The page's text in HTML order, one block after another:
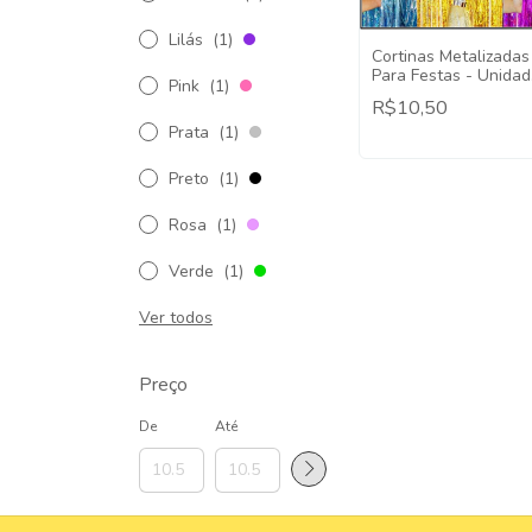
Lilás (1)
Pink (1)
Prata (1)
Preto (1)
Rosa (1)
Verde (1)
Ver todos
Preço
De Até
Cortinas Metalizadas
Para Festas -
2x1
R$10,50